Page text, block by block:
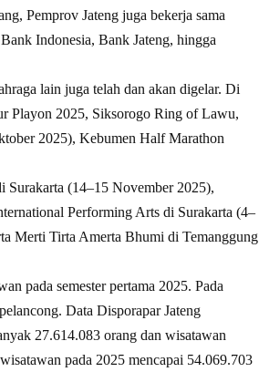
Pemprov Jateng juga bekerja sama
Indonesia, Bank Jateng, hingga
lain juga telah dan akan digelar. Di
Playon 2025, Siksorogo Ring of Lawu,
2025), Kebumen Half Marathon
Surakarta (14–15 November 2025),
Performing Arts di Surakarta (4–
Merti Tirta Amerta Bhumi di Temanggung
pada semester pertama 2025. Pada
Data Disporapar Jateng
27.614.083 orang dan wisatawan
pada 2025 mencapai 54.069.703